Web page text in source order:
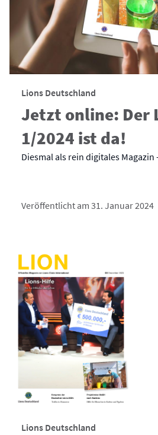
Lions Deutschland
Jetzt online: Der
1/2024 ist da!
Diesmal als rein digitales
Veröffentlicht am 31. Januar 2024
Lions Deutschland